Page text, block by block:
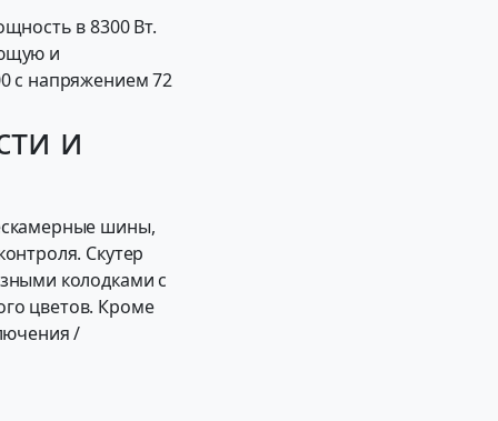
в 8300 Вт.
и
с напряжением 72
и
шины,
Скутер
колодками с
цветов. Кроме
/